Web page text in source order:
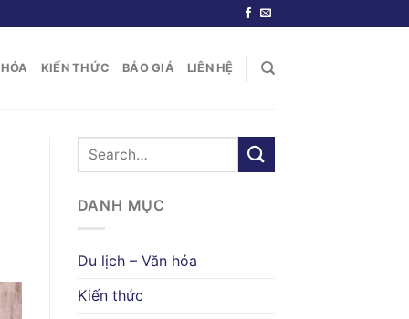
KIẾN THỨC BÁO GIÁ LIÊN HỆ
DANH MỤC
Du lịch – Văn hóa
Kiến thức